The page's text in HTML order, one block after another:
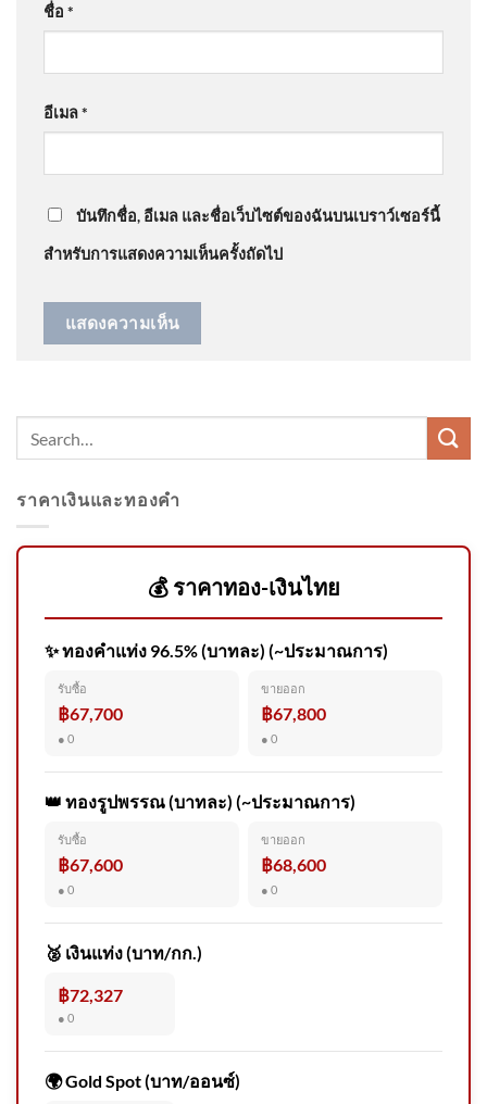
06:06:00
อายุ 35 ปีขาไม่ดี เดินลงมาจา
กรถพ่ว 2026-08-08 02:27:00
As treaties die, a brand recent
nuclear arms dawdle ignites
โต12% ดีมานด์ลูกค้า
อุตสาหกรรมพุ่งโรงไฟฟ้าพลัง
ลาร์รูฟท็อป’ เดินหน้าเปลี่ยนผ่านพลังงาน คาดชัดเจนใน
@สมภพจันทศร
1 เดือน อัพเดทข่าว: “ห้าหมื่นทำขายกลางวัน…”
ชื่อ *
อีเมล*
บันทึกชื่อ, อีเมล และชื่อเว็บไซต์ของฉันบนเบราว์เซอร์นี้
สำหรับการแสดงความเห็นครั้งถัดไป
ราคาเงินและทองคำ
💰 ราคาทอง-เงินไทย
✨ ทองคำแท่ง 96.5% (บาทละ) (~ประมาณการ)
รับซื้อ
฿67,700
● 0
ขายออก
฿67,800
● 0
👑 ทองรูปพรรณ (บาทละ) (~ประมาณการ)
รับซื้อ
฿67,600
● 0
ขายออก
฿68,600
● 0
🥈 เงินแท่ง (บาท/กก.)
฿72,327
● 0
🌍 Gold Spot (บาท/ออนซ์)